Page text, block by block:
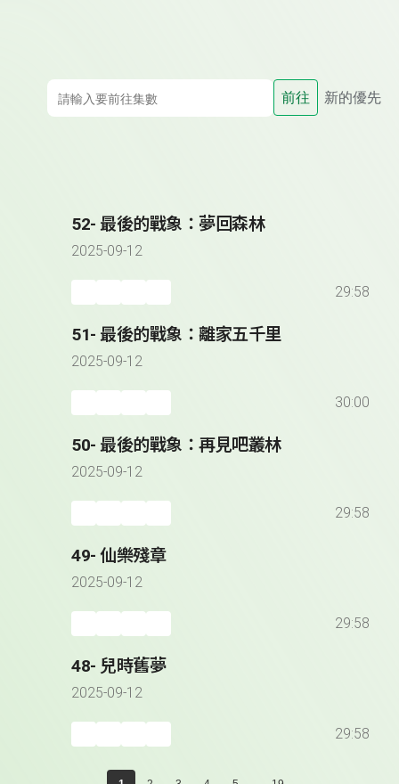
前往 新的優先
52- 最後的戰象：夢回森林
2025-09-12
29:58
51- 最後的戰象：離家五千里
2025-09-12
30:00
50- 最後的戰象：再見吧叢林
2025-09-12
29:58
49- 仙樂殘章
2025-09-12
29:58
48- 兒時舊夢
2025-09-12
29:58